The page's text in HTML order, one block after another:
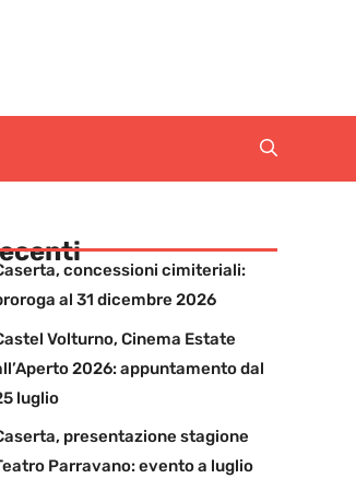
concessioni cimiteriali:
al 31 dicembre 2026
Volturno, Cinema Estate
2026: appuntamento dal
luglio
presentazione stagione
Parravano: evento a luglio